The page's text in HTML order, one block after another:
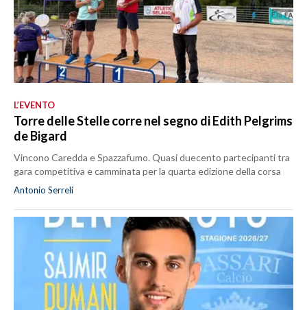
L’EVENTO
Torre delle Stelle corre nel segno di Edith Pelgrims
de Bigard
Vincono Caredda e Spazzafumo. Quasi duecento partecipanti tra
gara competitiva e camminata per la quarta edizione della corsa
Antonio Serreli